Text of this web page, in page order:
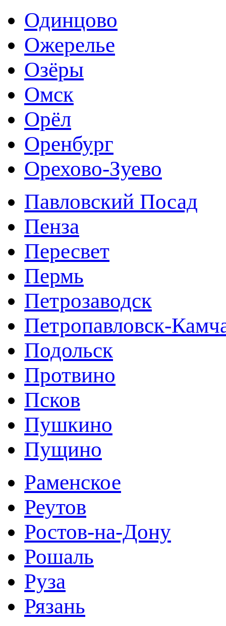
Одинцово
Ожерелье
Озёры
Омск
Орёл
Оренбург
Орехово-Зуево
Павловский Посад
Пенза
Пересвет
Пермь
Петрозаводск
Петропавловск-
Подольск
Протвино
Псков
Пушкино
Пущино
Раменское
Реутов
Ростов-на-Дону
Рошаль
Руза
Рязань